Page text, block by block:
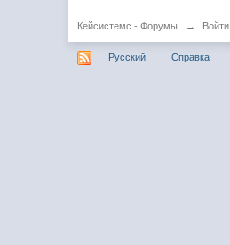
Кейсистемс - Форумы → Войти
Русский Справка